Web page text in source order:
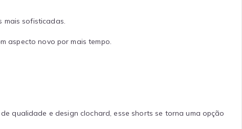
mais sofisticadas.
aspecto novo por mais tempo.
qualidade e design clochard, esse shorts se torna uma opção